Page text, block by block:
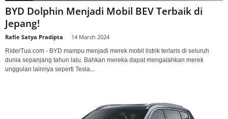
BYD Dolphin Menjadi Mobil BEV Terbaik di
Jepang!
Rafie Satya Pradipta 14 March 2024
RiderTua.com - BYD mampu menjadi merek mobil listrik terlaris di seluruh
dunia sepanjang tahun lalu. Bahkan mereka dapat mengalahkan merek
unggulan lainnya seperti Tesla...